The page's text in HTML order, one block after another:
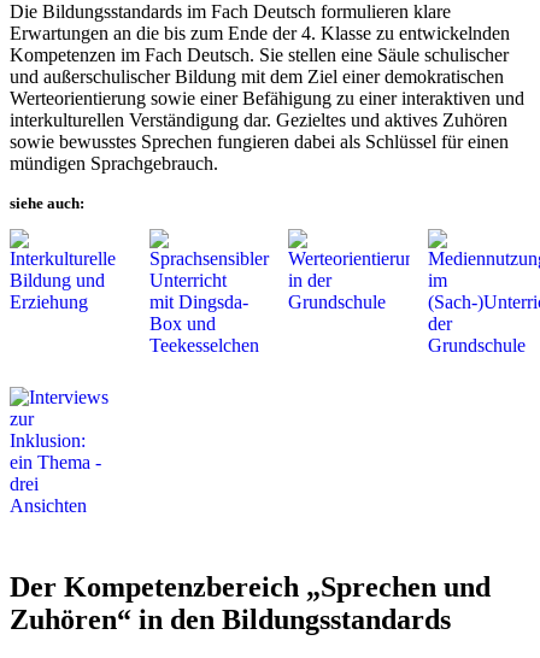
Die Bildungsstandards im Fach Deutsch formulieren klare
Erwartungen an die bis zum Ende der 4. Klasse zu entwickelnden
Kompetenzen im Fach Deutsch. Sie stellen eine Säule schulischer
und außerschulischer Bildung mit dem Ziel einer demokratischen
Werteorientierung sowie einer Befähigung zu einer interaktiven und
interkulturellen Verständigung dar. Gezieltes und aktives Zuhören
sowie bewusstes Sprechen fungieren dabei als Schlüssel für einen
mündigen Sprachgebrauch.
siehe auch:
Der Kompetenzbereich „Sprechen und
Zuhören“ in den Bildungsstandards